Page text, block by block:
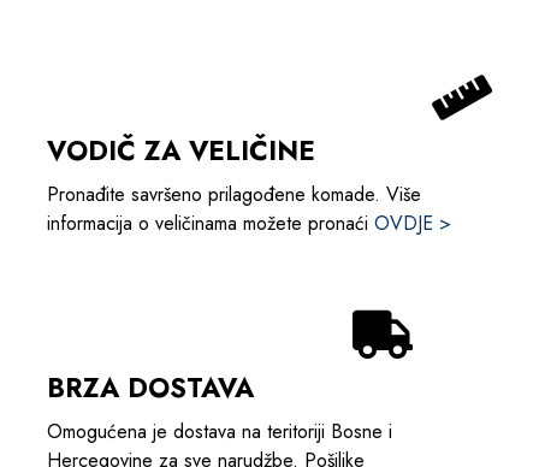
VODIČ ZA VELIČINE
Pronađite savršeno prilagođene komade. Više
informacija o veličinama možete pronaći OVDJE >
BRZA DOSTAVA
Omogućena je dostava na teritoriji Bosne i
Hercegovine za sve narudžbe. Pošiljke